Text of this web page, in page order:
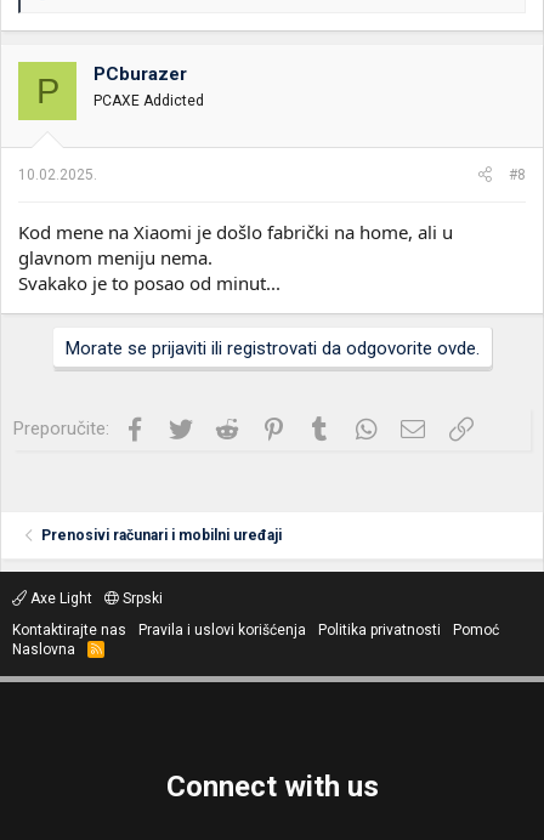
a
o
v
n
:
P PCburazer
PCAXE Addicted
10.02.2025. #8
Kod mene na Xiaomi je došlo fabrički na home, ali u
glavnom meniju nema.
Svakako je to posao od minut...
Morate se prijaviti ili registrovati da odgovorite ovde.
Preporučite: Facebook
Twitter Reddit PinterestTumblrWhatsApp
Imejl Link
Prenosivi računari i mobilni uređaji
Axe Light
Srpski
Kontaktirajte nas
Pravila i uslovi korišćenja Politika privatnosti
Pomoć
Naslovna
R
S
Connect with us